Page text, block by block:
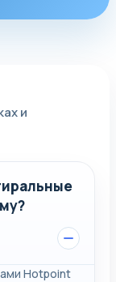
и
Hotpoint